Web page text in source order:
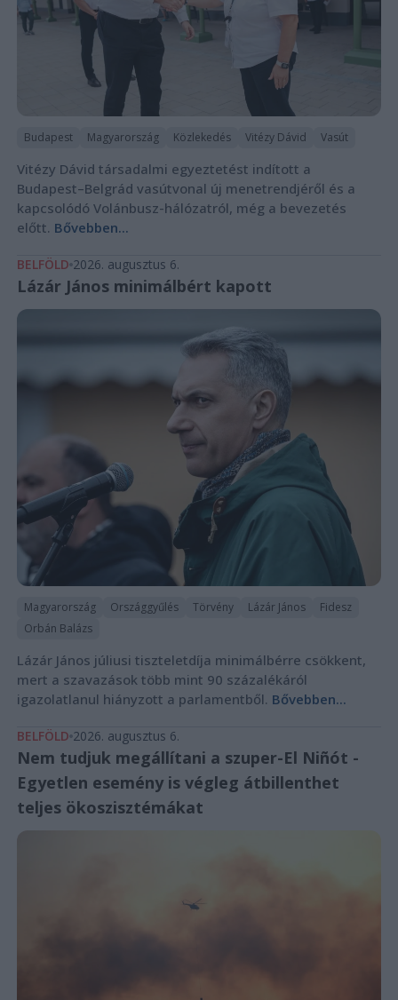
Budapest Magyarország Közlekedés Vitézy Dávid Vasút
Vitézy Dávid társadalmi egyeztetést indított a
Budapest–Belgrád vasútvonal új menetrendjéről és a
kapcsolódó Volánbusz-hálózatról, még a bevezetés
előtt. Bővebben...
BELFÖLD 2026. augusztus 6.
Lázár János minimálbért kapott
Magyarország Országgyűlés Törvény Lázár János
Fidesz
Orbán Balázs
Lázár János júliusi tiszteletdíja minimálbérre csökkent,
mert a szavazások több mint 90 százalékáról
igazolatlanul hiányzott a parlamentből. Bővebben...
BELFÖLD 2026. augusztus 6.
Nem tudjuk megállítani a szuper-El Niñót -
Egyetlen esemény is végleg átbillenthet
teljes ökoszisztémákat